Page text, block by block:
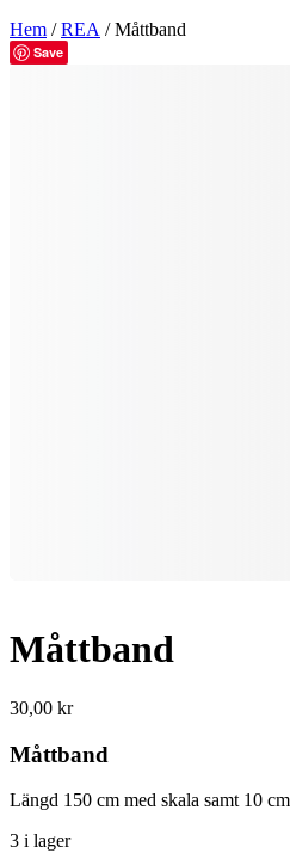
Hem /REA / Måttband
Save
Måttband
30,00 kr
Måttband
Längd 150 cm med skala samt 10
3 i lager